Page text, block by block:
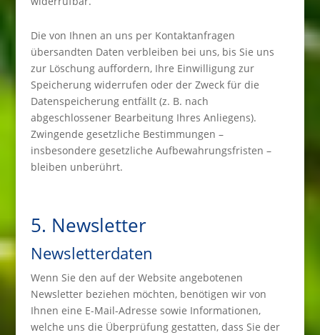
Die von Ihnen an uns per Kontaktanfragen
übersandten Daten verbleiben bei uns, bis Sie uns
zur Löschung auffordern, Ihre Einwilligung zur
Speicherung widerrufen oder der Zweck für die
Datenspeicherung entfällt (z. B. nach
abgeschlossener Bearbeitung Ihres Anliegens).
Zwingende gesetzliche Bestimmungen –
insbesondere gesetzliche Aufbewahrungsfristen –
bleiben unberührt.
5. Newsletter
Newsletter­daten
Wenn Sie den auf der Website angebotenen
Newsletter beziehen möchten, benötigen wir von
Ihnen eine E-Mail-Adresse sowie Informationen,
welche uns die Überprüfung gestatten, dass Sie der